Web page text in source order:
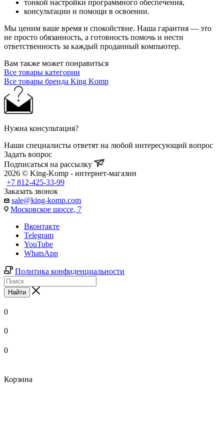
тонкой настройки программного обеспечения,
консультации и помощи в освоении.
Мы ценим ваше время и спокойствие. Наша гарантия — это
не просто обязанность, а готовность помочь и нести
ответственность за каждый проданный компьютер.
Вам также может понравиться
Все товары категории
Все товары бренда King Komp
Нужна консультация?
Наши специалисты ответят на любой интересующий вопрос
Задать вопрос
Подписаться на рассылку
2026 © King-Komp - интернет-магазин
+7 812-425-33-99
Заказать звонок
sale@king-komp.com
Московское шоссе, 7
Вконтакте
Telegram
YouTube
WhatsApp
Политика конфиденциальности
Найти
0
0
0
Корзина